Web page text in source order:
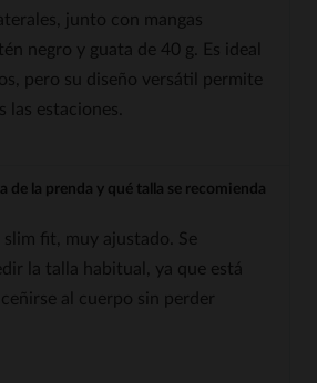
junto con mangas
negro y guata de 40 g. Es ideal
pero su diseño versátil permite
las estaciones.
de la prenda y qué talla se recomienda
slim fit, muy ajustado. Se
la talla habitual, ya que está
al cuerpo sin perder